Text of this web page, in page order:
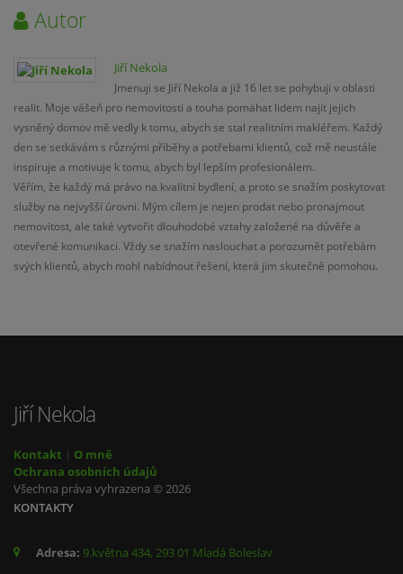
Autor
Jiří Nekola
Jmenuji se Jiří Nekola a již 16 let se pohybuji v oblasti
realit. Moje vášeň pro nemovitosti a touha pomáhat lidem najít jejich
vysněný domov mě vedly k tomu, abych se stal realitním makléřem. Každý
den se setkávám s různými příběhy a potřebami klientů, což mě neustále
inspiruje a motivuje k tomu, abych byl lepším profesionálem.
Věřím, že každý má právo na kvalitní bydlení, a proto se snažím poskytovat
služby na nejvyšší úrovni. Mým cílem je nejen prodat nebo pronajmout
nemovitost, ale také vytvořit dlouhodobé vztahy založené na důvěře a
otevřené komunikaci. Vždy se snažím naslouchat a porozumět potřebám
svých klientů, abych mohl nabídnout řešení, která jim skutečně pomohou.
Jiří Nekola
Kontakt | O mně
Ochrana osobních údajů
Všechna práva vyhrazena © 2026
KONTAKTY
Adresa: 9.května 434, 293 01 Mladá Boleslav